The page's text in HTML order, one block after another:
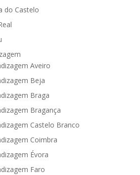
do Castelo
Aveiro
Beja
Braga
Bragança
Castelo Branco
Coimbra
Évora
Faro